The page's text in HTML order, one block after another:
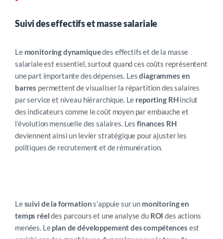
Suivi des effectifs et masse salariale
Le monitoring dynamiquedes effectifs et de la masse
salariale est essentiel, surtout quand ces coûts représentent
une part importante des dépenses. Lesdiagrammes en
barres permettent de visualiser la répartition des salaires
par service et niveau hiérarchique. Le reporting RHinclut
des indicateurs comme le coût moyen par embauche et
l’évolution mensuelle des salaires. Lesfinances RH
deviennent ainsi un levier stratégique pour ajuster les
politiques de recrutement et de rémunération.
Lesuivi de la formations’appuie sur un monitoring en
temps réeldes parcours et une analyse du ROI des actions
menées. Leplan de développement des compétences est